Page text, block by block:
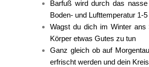
Barfuß wird durch das
Boden- und Lufttemperatur 1-
Wagst du dich im Winter ans
Körper etwas Gutes zu tun
Ganz gleich ob auf
erfrischt werden und dein